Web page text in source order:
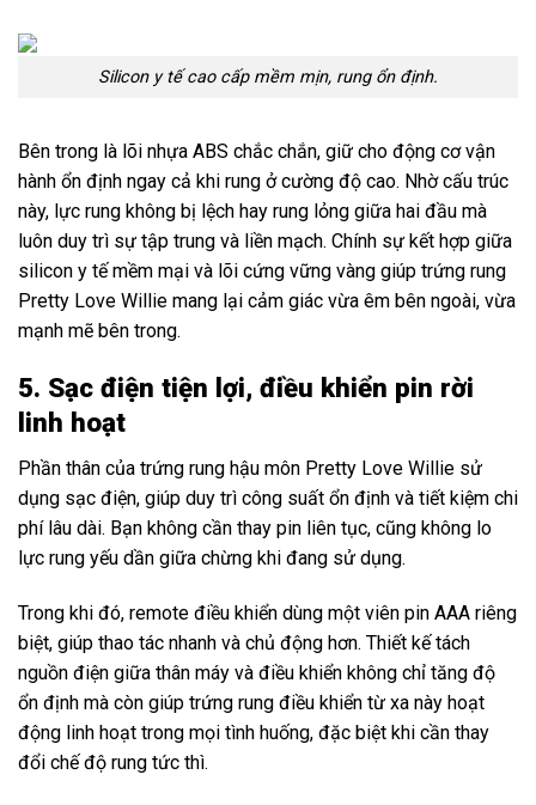
Silicon y tế cao cấp mềm mịn, rung ổn định.
Bên trong là lõi nhựa ABS chắc chắn, giữ cho động cơ vận
hành ổn định ngay cả khi rung ở cường độ cao. Nhờ cấu trúc
này, lực rung không bị lệch hay rung lỏng giữa hai đầu mà
luôn duy trì sự tập trung và liền mạch. Chính sự kết hợp giữa
silicon y tế mềm mại và lõi cứng vững vàng giúp trứng rung
Pretty Love Willie mang lại cảm giác vừa êm bên ngoài, vừa
mạnh mẽ bên trong.
5. Sạc điện tiện lợi, điều khiển pin rời
linh hoạt
Phần thân của trứng rung hậu môn Pretty Love Willie sử
dụng sạc điện, giúp duy trì công suất ổn định và tiết kiệm chi
phí lâu dài. Bạn không cần thay pin liên tục, cũng không lo
lực rung yếu dần giữa chừng khi đang sử dụng.
Trong khi đó, remote điều khiển dùng một viên pin AAA riêng
biệt, giúp thao tác nhanh và chủ động hơn. Thiết kế tách
nguồn điện giữa thân máy và điều khiển không chỉ tăng độ
ổn định mà còn giúp trứng rung điều khiển từ xa này hoạt
động linh hoạt trong mọi tình huống, đặc biệt khi cần thay
đổi chế độ rung tức thì.